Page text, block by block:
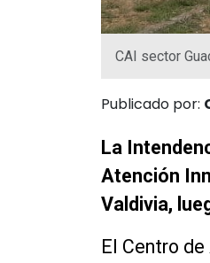
CAI sector
Publicado por:
La
Atención
Valdivia,
El Centro